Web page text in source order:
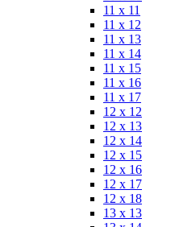
11 x 11
11 x 12
11 x 13
11 x 14
11 x 15
11 x 16
11 x 17
12 x 12
12 x 13
12 x 14
12 x 15
12 x 16
12 x 17
12 x 18
13 x 13